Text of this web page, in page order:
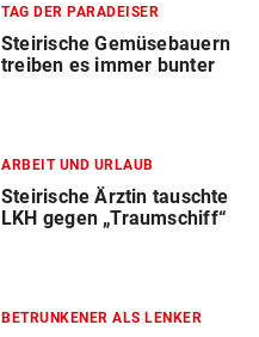
TAG DER PARADEISER
Steirische Gemüsebauern
treiben es immer bunter
ARBEIT UND URLAUB
Steirische Ärztin tauschte
LKH gegen „Traumschiff“
BETRUNKENER ALS LENKER